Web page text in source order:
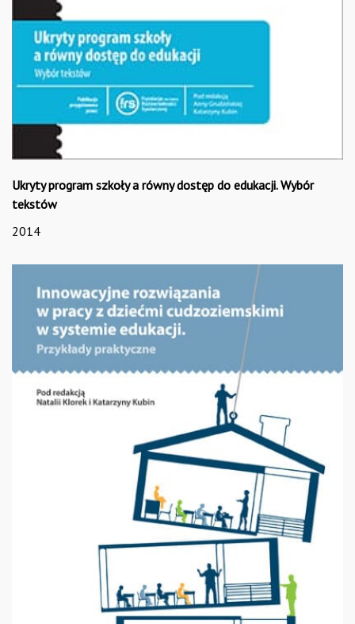
Ukryty program szkoły a równy dostęp do edukacji. Wybór
tekstów
2014